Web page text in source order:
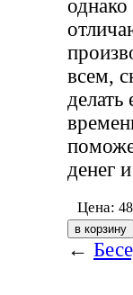
всем,
денег
Цена:
←